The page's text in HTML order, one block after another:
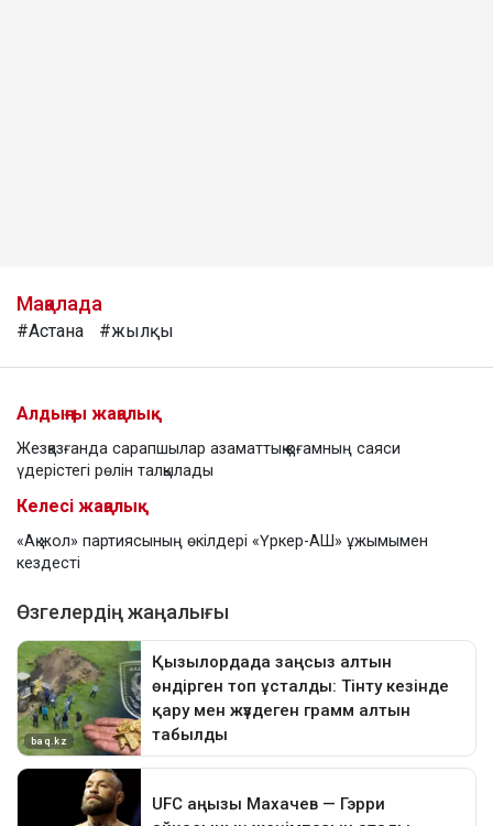
Мақалада
#Астана #жылқы
Алдыңғы жаңалық
Жезқазғанда сарапшылар азаматтық қоғамның саяси
үдерістегі рөлін талқылады
Келесі жаңалық
«Ақ жол» партиясының өкілдері «Үркер-АШ» ұжымымен
кездесті